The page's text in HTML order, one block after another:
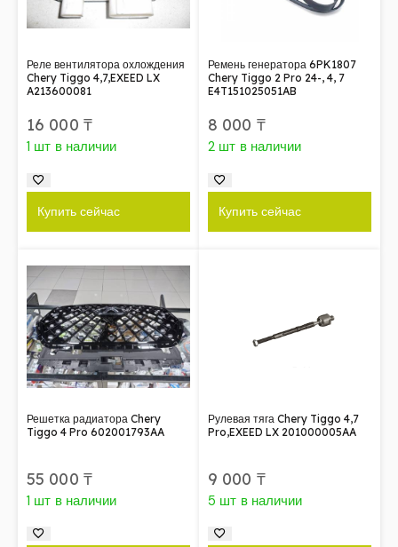
Реле вентилятора охлождения
Chery Tiggo 4,7,EXEED LX
A213600081
16 000 ₸
1 шт в наличии
Купить сейчас
Ремень генератора 6PK1807
Chery Tiggo 2 Pro 24-, 4, 7
E4T151025051AB
8 000 ₸
2 шт в наличии
Купить сейчас
Решетка радиатора Chery
Tiggo 4 Pro 602001793AA
55 000 ₸
1 шт в наличии
Рулевая тяга Chery Tiggo 4,7
Pro,EXEED LX 201000005AA
9 000 ₸
5 шт в наличии